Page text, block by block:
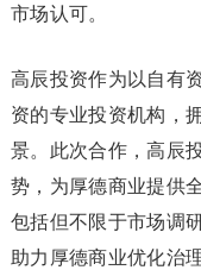
市场认可。
高辰投资作为以自有
资的专业投资机构，
景。此次合作，高辰
势，为厚德商业提供
包括但不限于市场调
助力厚德商业优化治